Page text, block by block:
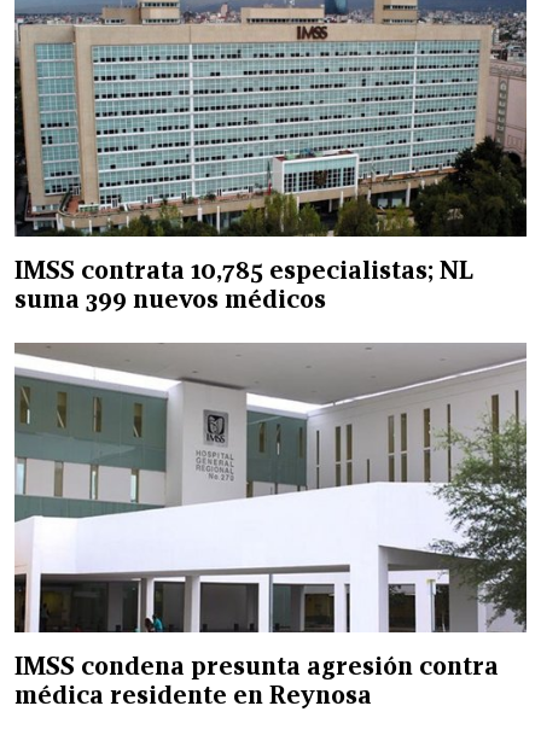
IMSS contrata 10,785 especialistas; NL
suma 399 nuevos médicos
IMSS condena presunta agresión contra
médica residente en Reynosa